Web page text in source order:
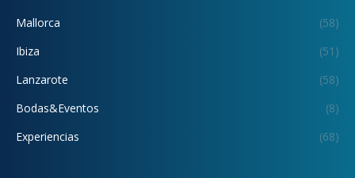
Mallorca
(58)
Ibiza
(51)
Lanzarote
(58)
Bodas&Eventos
(8)
Experiencias
(68)